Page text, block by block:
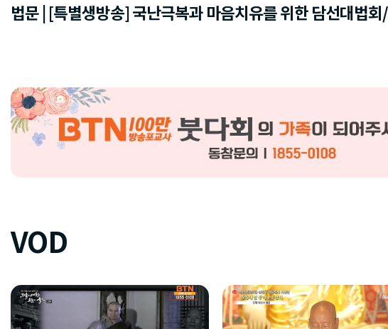
법문 | [특별생방송] 국난극복과 마음치유를 위한 담선대법